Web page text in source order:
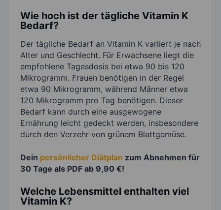
Wie hoch ist der tägliche Vitamin K
Bedarf?
Der tägliche Bedarf an Vitamin K variiert je nach
Alter und Geschlecht. Für Erwachsene liegt die
empfohlene Tagesdosis bei etwa 90 bis 120
Mikrogramm. Frauen benötigen in der Regel
etwa 90 Mikrogramm, während Männer etwa
120 Mikrogramm pro Tag benötigen. Dieser
Bedarf kann durch eine ausgewogene
Ernährung leicht gedeckt werden, insbesondere
durch den Verzehr von grünem Blattgemüse.
Dein persönlicher Diätplan zum Abnehmen für
30 Tage als PDF ab 9,90 €!
Welche Lebensmittel enthalten viel
Vitamin K?